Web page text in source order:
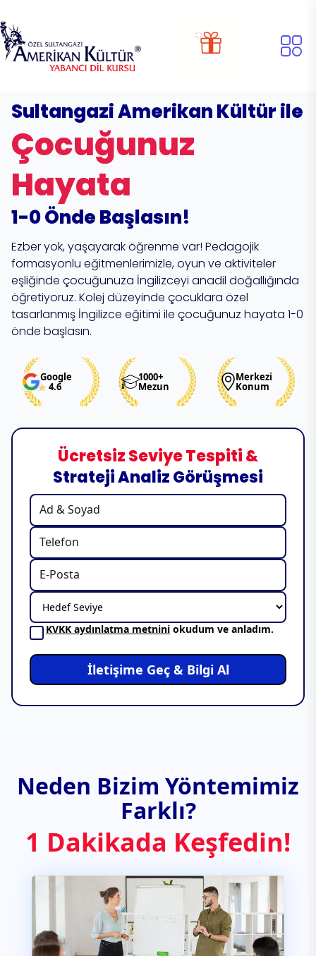
Sultangazi Amerikan Kültür ile
Çocuğunuz
Hayata
1-0 Önde Başlasın!
Ezber yok, yaşayarak öğrenme var! Pedagojik
formasyonlu eğitmenlerimizle, oyun ve aktiviteler
eşliğinde çocuğunuza İngilizceyi anadil doğallığında
öğretiyoruz. Kolej düzeyinde çocuklara özel
tasarlanmış İngilizce eğitimi ile çocuğunuz hayata 1-0
önde başlasın.
Google
4.6
1000+
Mezun
Merkezi
Konum
Ücretsiz Seviye Tespiti &
Strateji Analiz Görüşmesi
KVKK aydınlatma metnini okudum ve anladım.
İletişime Geç & Bilgi Al
Neden Bizim Yöntemimiz
Farklı?
1 Dakikada Keşfedin!